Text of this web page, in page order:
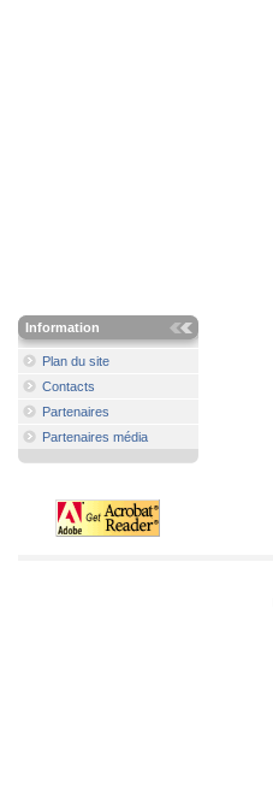
Information
Plan du site
Contacts
Partenaires
Partenaires média